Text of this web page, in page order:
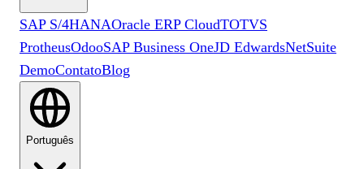
SAP S/4HANAOracle ERP CloudTOTVS
ProtheusOdooSAP Business OneJD EdwardsNetSuite
DemoContatoBlog
Português